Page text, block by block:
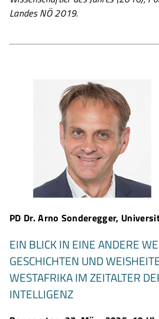
Landes NÖ 2019.
PD Dr. Arno Sonderegger,
EIN BLICK IN EINE ANDERE
GESCHICHTEN UND
WESTAFRIKA IM ZEITALTER
INTELLIGENZ